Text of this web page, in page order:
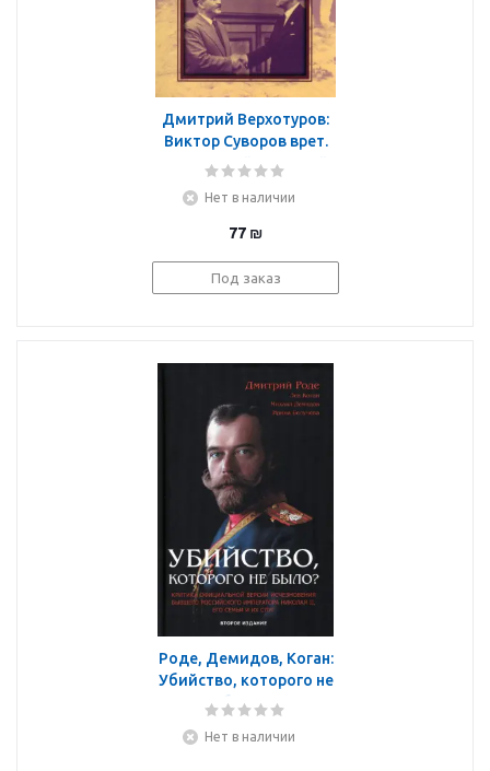
Дмитрий Верхотуров:
Виктор Суворов врет.
Потопить "Ледокол"
Нет в наличии
77 ₪
Под заказ
Роде, Демидов, Коган:
Убийство, которого не
было?
Нет в наличии